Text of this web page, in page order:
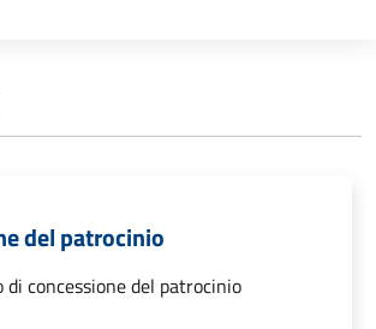
del patrocinio
di concessione del patrocinio